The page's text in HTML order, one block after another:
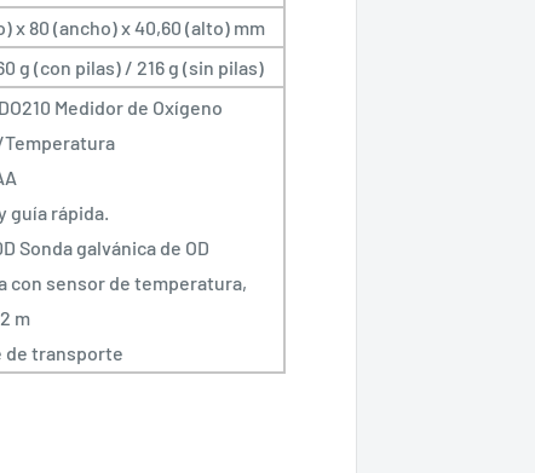
x 80 (ancho) x 40,60 (alto) mm
g (con pilas) / 216 g (sin pilas)
Medidor de Oxígeno
guía rápida.
Sonda galvánica de OD
con sensor de temperatura,
m
de transporte